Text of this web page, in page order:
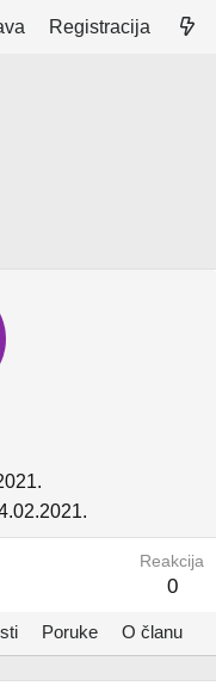
Registracija
Reakcija
0
Poruke O članu